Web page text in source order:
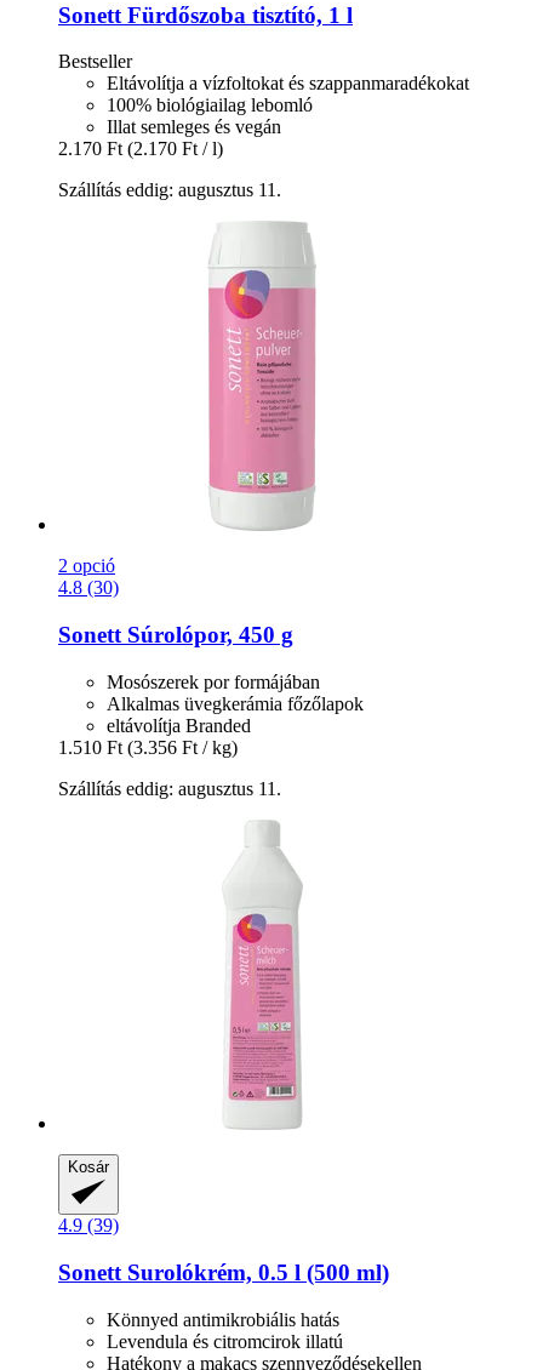
Sonett Fürdőszoba tisztító, 1 l
Bestseller
Eltávolítja a vízfoltokat és szappanmaradékokat
100% biológiailag lebomló
Illat semleges és vegán
2.170 Ft (2.170 Ft / l)
Szállítás eddig: augusztus 11.
2 opció
4.8 (30)
Sonett Súrolópor, 450 g
Mosószerek por formájában
Alkalmas üvegkerámia főzőlapok
eltávolítja Branded
1.510 Ft (3.356 Ft / kg)
Szállítás eddig: augusztus 11.
Kosár
4.9 (39)
Sonett Surolókrém, 0.5 l (500 ml)
Könnyed antimikrobiális hatás
Levendula és citromcirok illatú
Hatékony a makacs szennyeződésekellen